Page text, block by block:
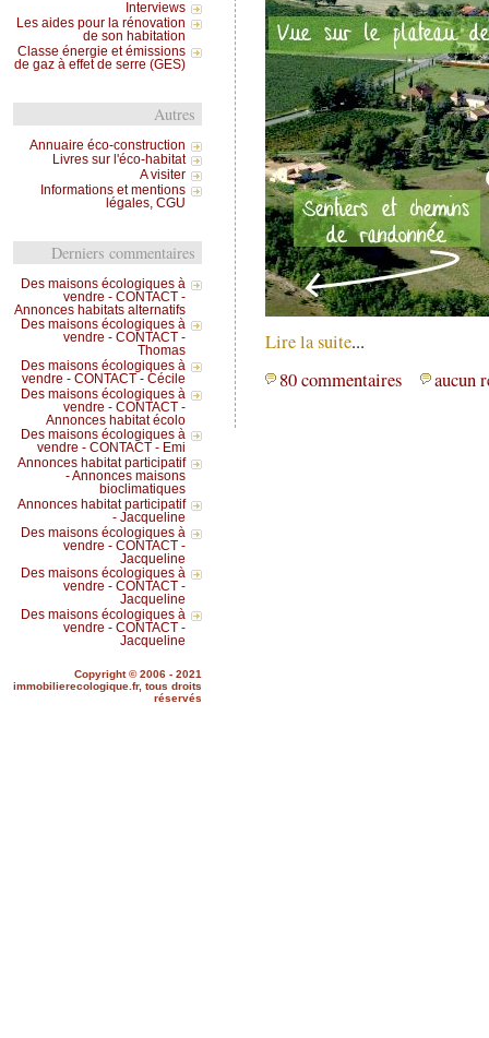
Lire la suite...
80 commentaires
aucun
Interviews
Les aides pour la rénovation
de son habitation
Classe énergie et émissions
de gaz à effet de serre (GES)
Autres
Annuaire éco-construction
Livres sur l'éco-habitat
A visiter
Informations et mentions
légales, CGU
Derniers commentaires
Des maisons écologiques à
vendre - CONTACT -
Annonces habitats alternatifs
Des maisons écologiques à
vendre - CONTACT -
Thomas
Des maisons écologiques à
vendre - CONTACT - Cécile
Des maisons écologiques à
vendre - CONTACT -
Annonces habitat écolo
Des maisons écologiques à
vendre - CONTACT - Emi
Annonces habitat participatif
- Annonces maisons
bioclimatiques
Annonces habitat participatif
- Jacqueline
Des maisons écologiques à
vendre - CONTACT -
Jacqueline
Des maisons écologiques à
vendre - CONTACT -
Jacqueline
Des maisons écologiques à
vendre - CONTACT -
Jacqueline
Copyright © 2006 - 2021
immobilierecologique.fr, tous droits
réservés